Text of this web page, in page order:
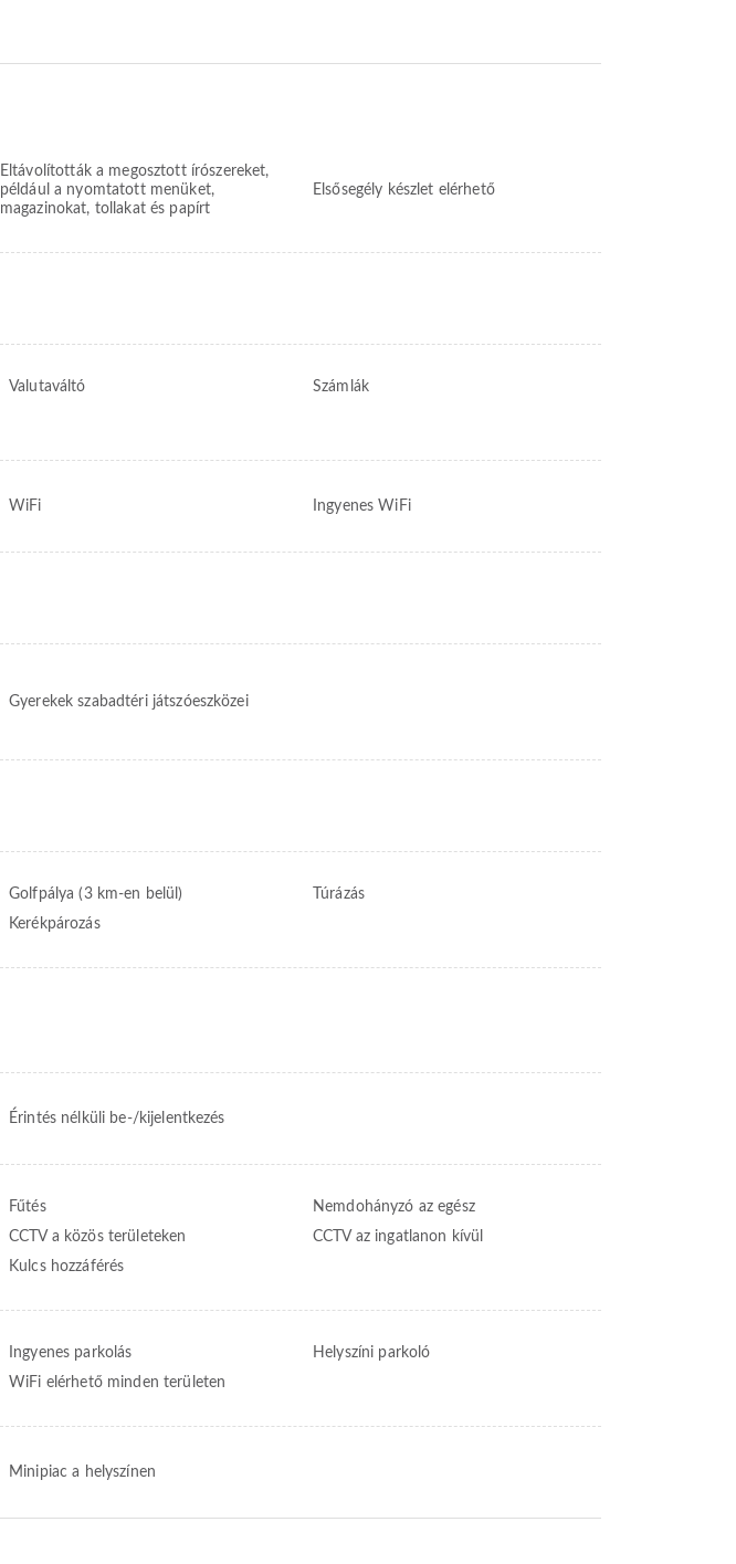
Eltávolították a megosztott írószereket,
például a nyomtatott menüket,
magazinokat, tollakat és papírt
Elsősegély készlet elérhető
Valutaváltó
Számlák
WiFi Ingyenes WiFi
Gyerekek szabadtéri játszóeszközei
Golfpálya (3 km-en belül)
Túrázás
Kerékpározás
Érintés nélküli be-/kijelentkezés
Fűtés
Nemdohányzó az egész
CCTV a közös területeken
CCTV az ingatlanon kívül
Kulcs hozzáférés
Ingyenes parkolás
Helyszíni parkoló
WiFi elérhető minden területen
Minipiac a helyszínen